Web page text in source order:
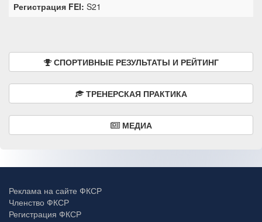
Регистрация FEI: S21
СПОРТИВНЫЕ РЕЗУЛЬТАТЫ И РЕЙТИНГ
ТРЕНЕРСКАЯ ПРАКТИКА
МЕДИА
Реклама на сайте ФКСР
Членство ФКСР
Регистрация ФКСР